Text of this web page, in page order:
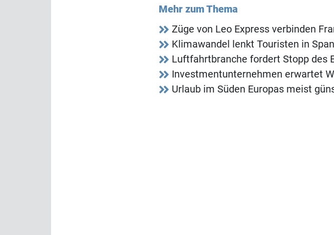
Mehr zum Thema
Züge von Leo Express verbinden
Klimawandel lenkt Touristen in
Luftfahrtbranche fordert Stopp des
Investmentunternehmen erwartet
Urlaub im Süden Europas meist